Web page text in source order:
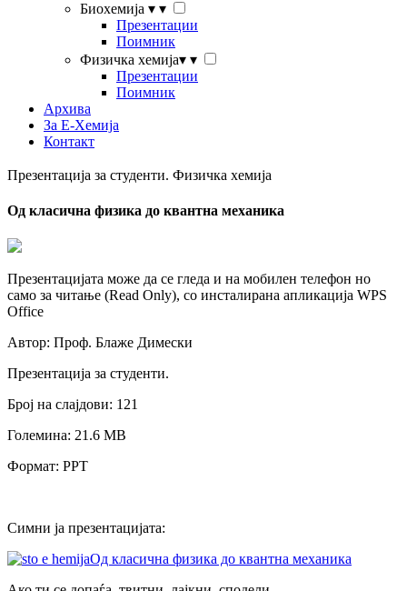
Биохемија ▾ ▾
Презентации
Поимник
Физичка хемија▾ ▾
Презентации
Поимник
Архива
За Е-Хемија
Контакт
Презентација за студенти. Физичка хемија
Од класична физика до квантна механика
Презентацијата може да се гледа и на мобилен телефон но
само за читање (Read Only), со инсталирана апликација WPS
Office
Автор: Проф. Блаже Димески
Презентација за студенти.
Број на слајдови: 121
Големина: 21.6 МB
Формат: PPT
Симни ја презентацијата:
Од класична физика до квантна механика